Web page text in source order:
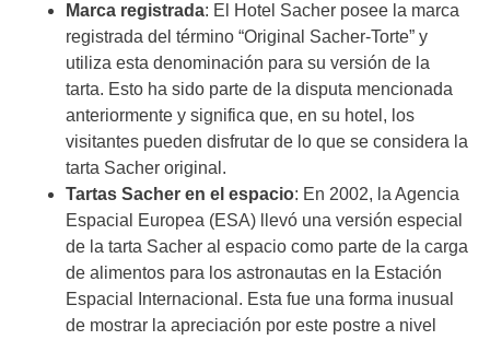
Marca registrada: El Hotel Sacher posee la marca
registrada del término “Original Sacher-Torte” y
utiliza esta denominación para su versión de la
tarta. Esto ha sido parte de la disputa mencionada
anteriormente y significa que, en su hotel, los
visitantes pueden disfrutar de lo que se considera la
tarta Sacher original.
Tartas Sacher en el espacio: En 2002, la Agencia
Espacial Europea (ESA) llevó una versión especial
de la tarta Sacher al espacio como parte de la carga
de alimentos para los astronautas en la Estación
Espacial Internacional. Esta fue una forma inusual
de mostrar la apreciación por este postre a nivel